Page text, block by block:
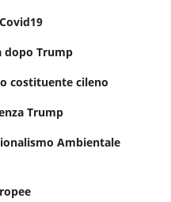
dopo Trump
costituente cileno
Trump
Ambientale